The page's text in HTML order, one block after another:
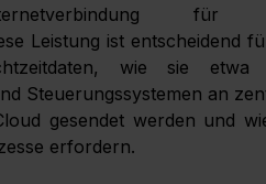
für
Leistung ist entscheidend
wie sie etwa
Steuerungssystemen an
gesendet werden und
erfordern.